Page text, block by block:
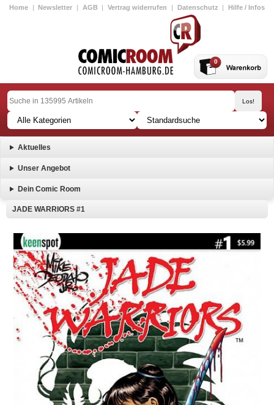
Home | Newsletter | AGB | Vertrag widerrufen | Datenschutz | Hilfe / Infos
0
Aktuelles
Unser Angebot
Dein Comic Room
JADE WARRIORS #1